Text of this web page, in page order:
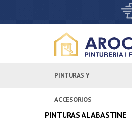
PINTURAS Y
ACCESORIOS
PINTURAS ALABASTINE